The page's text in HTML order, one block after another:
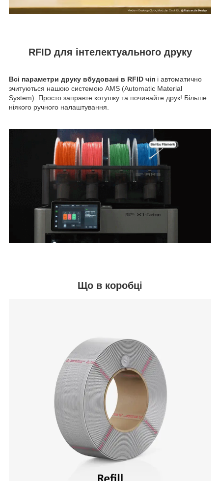
RFID для інтелектуального друку
Всі параметри друку вбудовані в RFID чіп і автоматично
зчитуються нашою системою AMS (Automatic Material
System). Просто заправте котушку та починайте друк! Більше
ніякого ручного налаштування.
Що в коробці